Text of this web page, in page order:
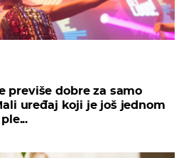
previše dobre za samo
uređaj koji je još jednom